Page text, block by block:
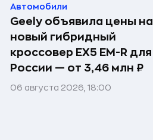
Автомобили
Geely объявила цены на
новый гибридный
кроссовер EX5 EM-R для
России — от 3,46 млн ₽
06 августа 2026, 18:00